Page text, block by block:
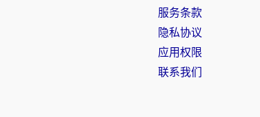
服务条款
隐私协议
应用权限
联系我们